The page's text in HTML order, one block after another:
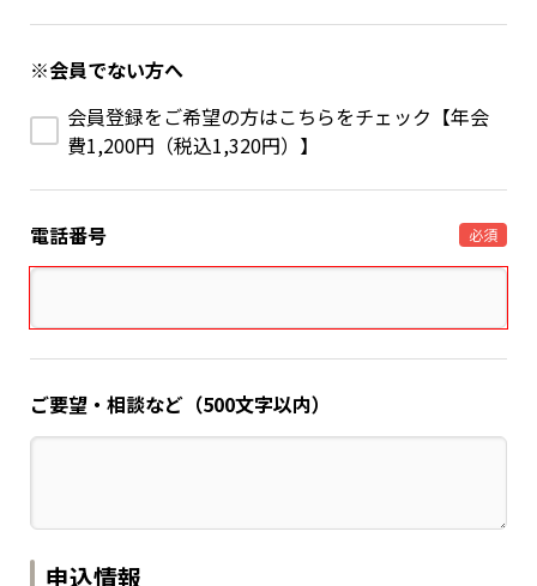
※会員でない方へ
会員登録をご希望の方はこちらをチェック【年会
費1,200円（税込1,320円）】
電話番号 必須
ご要望・相談など（500文字以内）
申込情報